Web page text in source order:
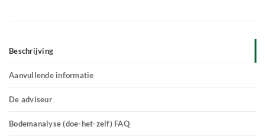
Beschrijving
Aanvullende informatie
De adviseur
Bodemanalyse (doe-het-zelf) FAQ